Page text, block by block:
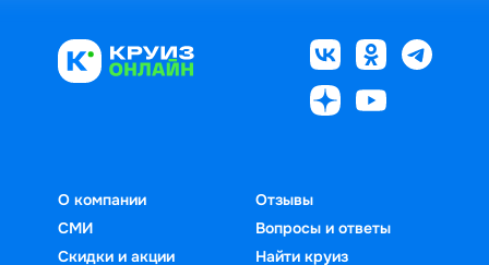
О компании
СМИ
Скидки и акции
Отзывы
Вопросы и ответы
Найти круиз